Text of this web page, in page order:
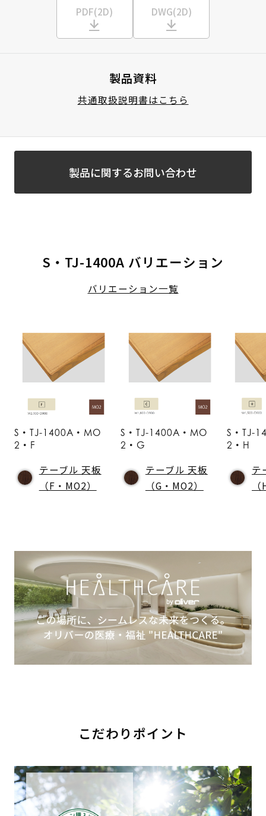
PDF(2D) DWG(2D)
製品資料
共通取扱説明書はこちら
製品に関するお問い合わせ
S・TJ-1400A バリエーション
バリエーション一覧
S・TJ-1400A・MO
2・F
テーブル 天板
（F・MO2）
S・TJ-1400A・MO
2・G
テーブル 天板
（G・MO2）
S・TJ-
2・H
テ
こだわりポイント